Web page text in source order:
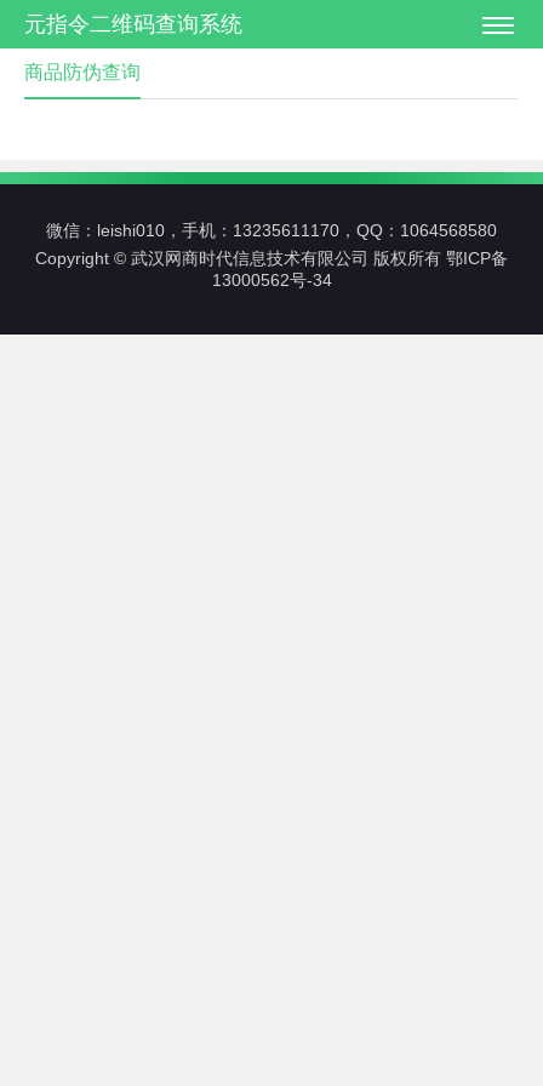
元指令二维码查询系统
商品防伪查询
微信：leishi010，手机：13235611170，QQ：1064568580
Copyright © 武汉网商时代信息技术有限公司 版权所有 鄂ICP备
13000562号-34